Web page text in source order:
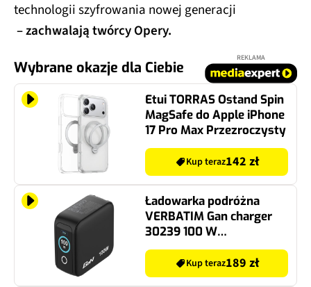
technologii szyfrowania nowej generacji
– zachwalają twórcy Opery.
Wybrane okazje dla Ciebie
REKLAMA
Etui TORRAS Ostand Spin
MagSafe do Apple iPhone
17 Pro Max Przezroczysty
Kup teraz142 zł
Ładowarka podróżna
VERBATIM Gan charger
30239 100 W
(Europa/Stany
Zjednoczone/Wielka
Brytania)
Kup teraz189 zł